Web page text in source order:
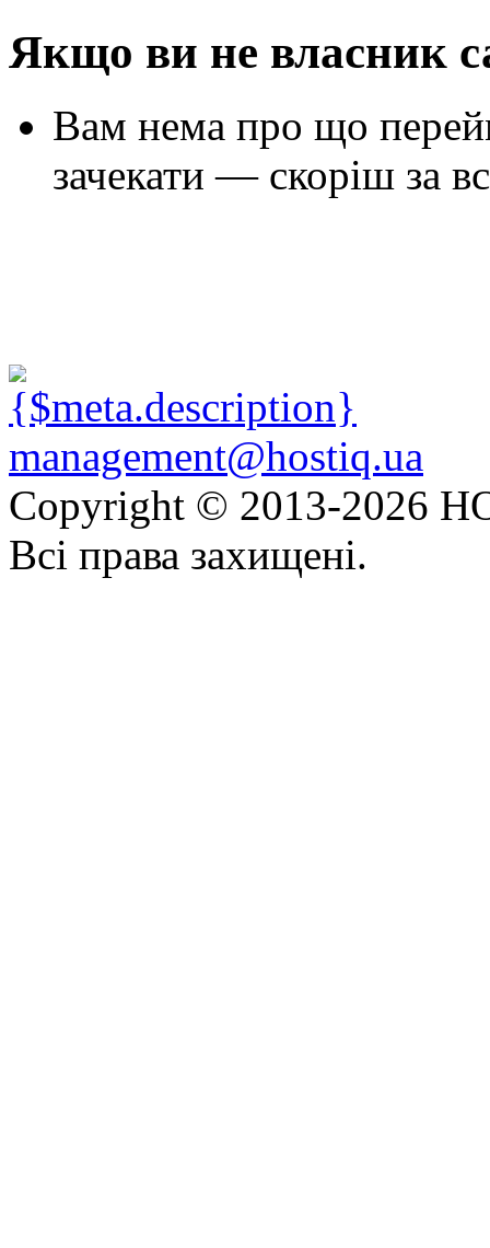
Якщо ви не власник
Вам нема про що
зачекати — скоріш за
management@hostiq.ua
Copyright © 2013-2026
Всі права захищені.